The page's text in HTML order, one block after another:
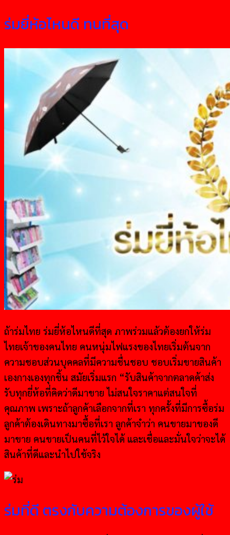
ร่มยี่ห้อไหนดี ทนที่สุด
ถ้าร่มไทย ร่มยี่ห้อไหนดีที่สุด ภาพร่วมแล้วต้องยกให้ร่ม
ไทยเจ้าของคนไทย คนหนุ่มไฟแรงของไทยเริ่มต้นจาก
ความชอบส่วนบุคคลที่มีความชื่นชอบ ชอบเริ่มขายสินค้า
เองกางเองทุกชิ้น สมัยเริ่มแรก “รับสินค้าจากตลาดค้าส่ง
รับทุกยี่ห้อที่คิดว่าดีมาขาย ไม่สนใจราคาแต่สนใจที่
คุณภาพ เพราะถ้าลูกค้าเลือกจากที่เรา ทุกครั้งที่มีการซื้อร่ม
ลูกค้าต้องเดินทางมาซื้อที่เรา ลูกค้าจำว่า คนขายมาของดี
มาขาย คนขายเป็นคนที่ไว้ใจได้ และเชื่อและมั่นใจว่าจะได้
สินค้าที่ดีและนำไปใช้จริง
ร่มที่ดี ตรงกับความต้องการของผู้ใช้